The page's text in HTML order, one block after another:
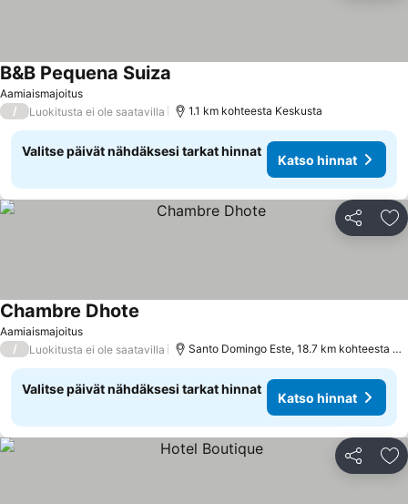
Aamiaismajoitus
B&B Pequena Suiza
/ Luokitusta ei ole saatavilla 1.1 km kohteesta Keskusta
Valitse päivät nähdäksesi tarkat hinnat
Katso hinnat
Jaa
Aamiaismajoitus
Chambre Dhote
/ Luokitusta ei ole saatavilla Santo Domingo Este, 18.7 km kohteesta
Valitse päivät nähdäksesi tarkat hinnat
Katso hinnat
Jaa